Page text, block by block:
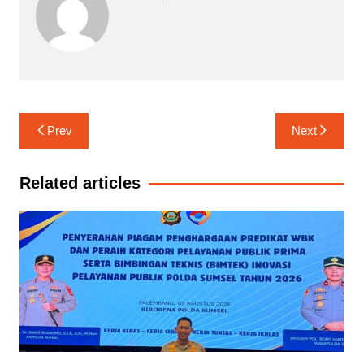
Navigasi
pos
Prev Next
Related articles